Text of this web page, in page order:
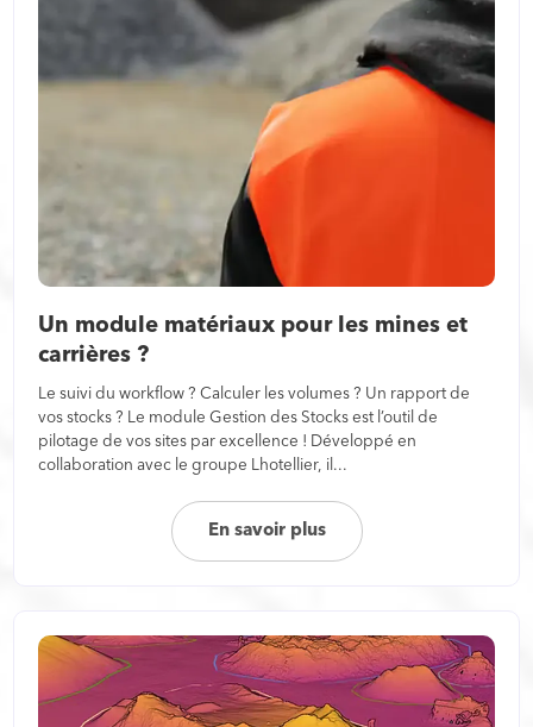
Un module matériaux pour les mines et
carrières ?
Le suivi du workflow ? Calculer les volumes ? Un rapport de
vos stocks ? Le module Gestion des Stocks est l’outil de
pilotage de vos sites par excellence ! Développé en
collaboration avec le groupe Lhotellier, il...
En savoir plus